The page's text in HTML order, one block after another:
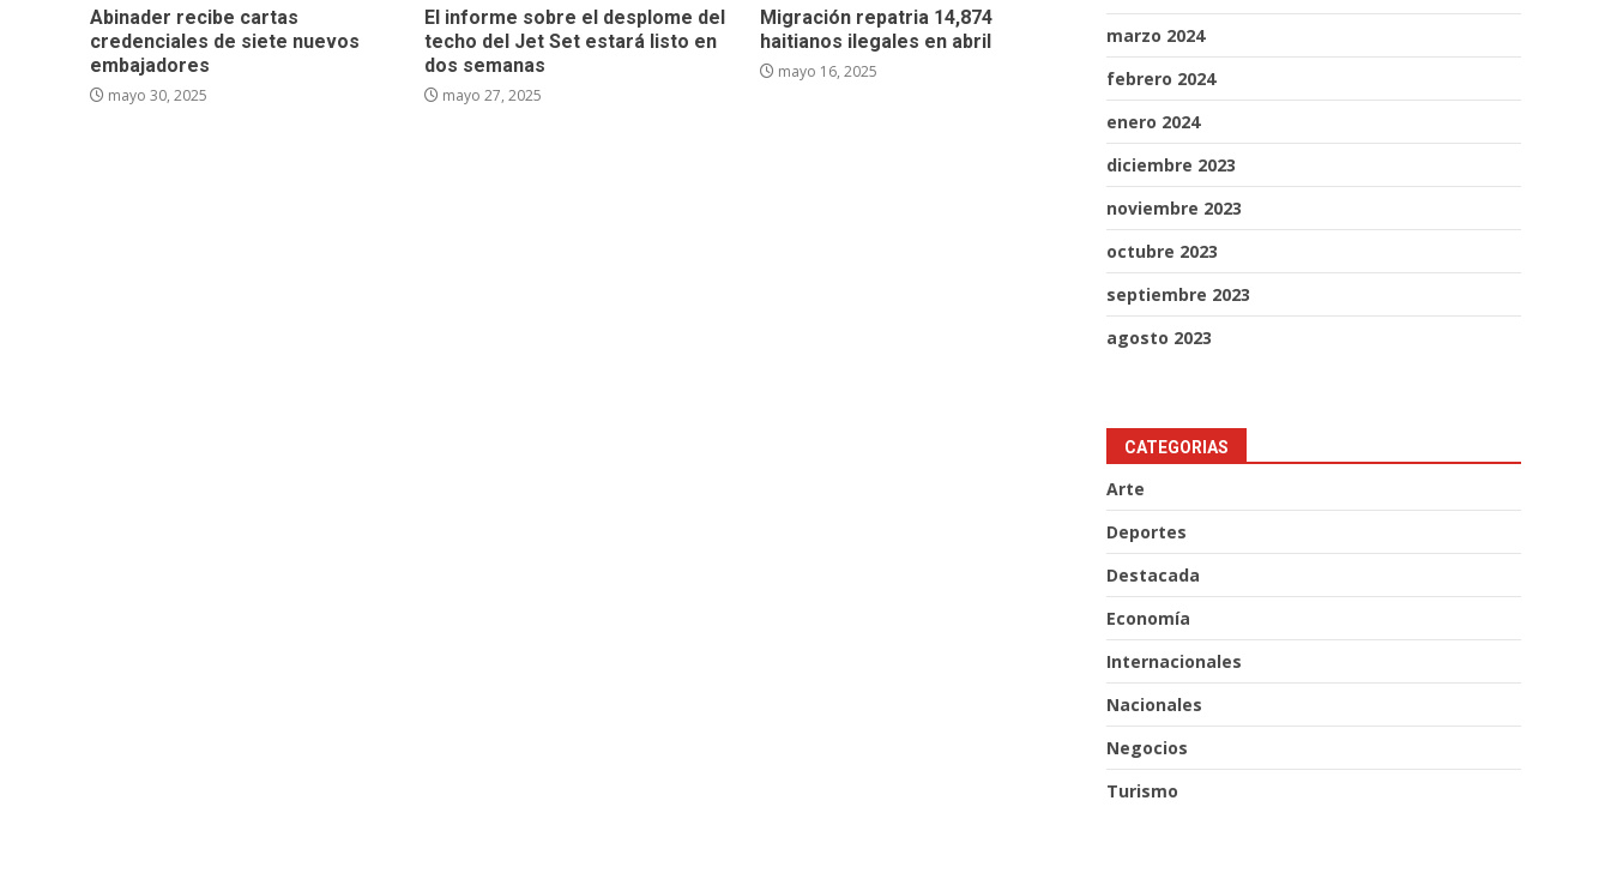
Abinader recibe cartas
credenciales de siete nuevos
embajadores
mayo 30, 2025
El informe sobre el desplome del
techo del Jet Set estará listo en
dos semanas
mayo 27, 2025
Migración repatria 14,874
haitianos ilegales en abril
mayo 16, 2025
marzo 2024
febrero 2024
enero 2024
diciembre 2023
noviembre 2023
octubre 2023
septiembre 2023
agosto 2023
CATEGORIAS
Arte
Deportes
Destacada
Economía
Internacionales
Nacionales
Negocios
Turismo